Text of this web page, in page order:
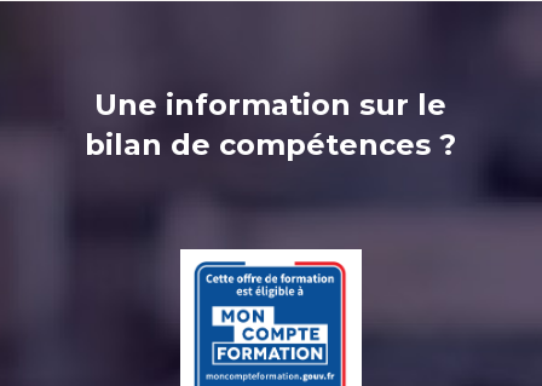
Une information sur le
bilan de compétences ?